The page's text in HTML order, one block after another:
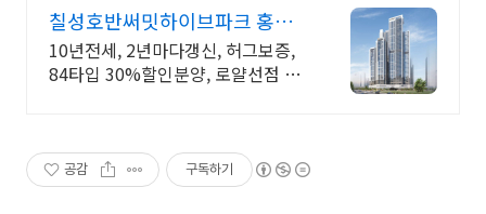
칠성호반써밋하이브파크 홍보
관 10년 전세임대
10년전세, 2년마다갱신, 허그보증,
84타입 30%할인분양, 로얄선점 빠
공감 구독하기